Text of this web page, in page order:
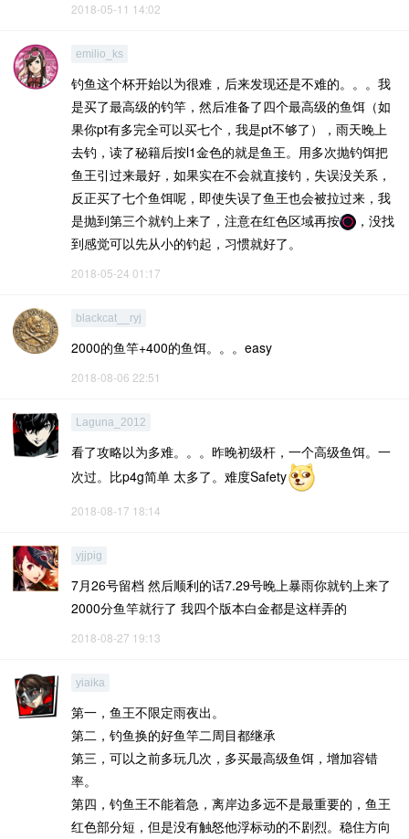
2018-05-11 14:02
emilio_ks
钓鱼这个杯开始以为很难，后来发现还是不难的。。。我
是买了最高级的钓竿，然后准备了四个最高级的鱼饵（如
果你pt有多完全可以买七个，我是pt不够了），雨天晚上
去钓，读了秘籍后按l1金色的就是鱼王。用多次抛钓饵把
鱼王引过来最好，如果实在不会就直接钓，失误没关系，
反正买了七个鱼饵呢，即使失误了鱼王也会被拉过来，我
是抛到第三个就钓上来了，注意在红色区域再按
，没找
到感觉可以先从小的钓起，习惯就好了。
2018-05-24 01:17
blackcat__ryj
2000的鱼竿+400的鱼饵。。。easy
2018-08-06 22:51
Laguna_2012
看了攻略以为多难。。。昨晚初级杆，一个高级鱼饵。一
次过。比p4g简单 太多了。难度Safety
2018-08-17 18:14
yjjpig
7月26号留档 然后顺利的话7.29号晚上暴雨你就钓上来了
2000分鱼竿就行了 我四个版本白金都是这样弄的
2018-08-27 19:13
yiaika
第一，鱼王不限定雨夜出。
第二，钓鱼换的好鱼竿二周目都继承
第三，可以之前多玩几次，多买最高级鱼饵，增加容错
率。
第四，钓鱼王不能着急，离岸边多远不是最重要的，鱼王
红色部分短，但是没有触怒他浮标动的不剧烈。稳住方向